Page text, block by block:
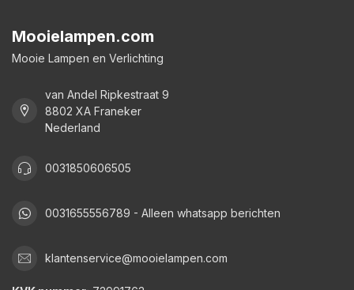
Mooielampen.com
Mooie Lampen en Verlichting
van Andel Ripkestraat 9
8802 XA Franeker
Nederland
0031850606505
0031655556789 - Alleen whatsapp berichten
klantenservice@mooielampen.com